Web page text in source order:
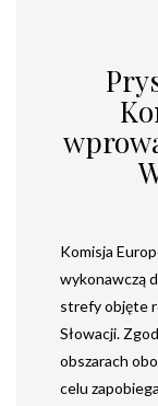
Komisja
wykonawczą
strefy objęte
Słowacji.
obszarach
celu